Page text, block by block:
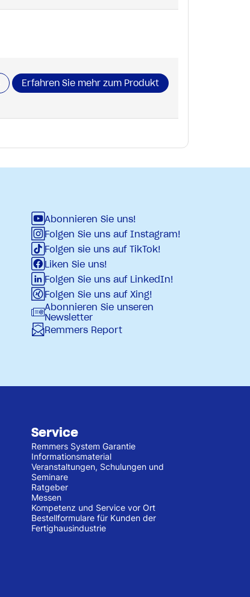
Erfahren Sie mehr zum Produkt
Abonnieren Sie uns!
Folgen Sie uns auf Instagram!
Folgen sie uns auf TikTok!
Liken Sie uns!
Folgen Sie uns auf LinkedIn!
Folgen Sie uns auf Xing!
Abonnieren Sie unseren
Newsletter
Remmers Report
Service
Remmers System Garantie
Informationsmaterial
Veranstaltungen, Schulungen und
Seminare
Ratgeber
Messen
Kompetenz und Service vor Ort
Bestellformulare für Kunden der
Fertighausindustrie